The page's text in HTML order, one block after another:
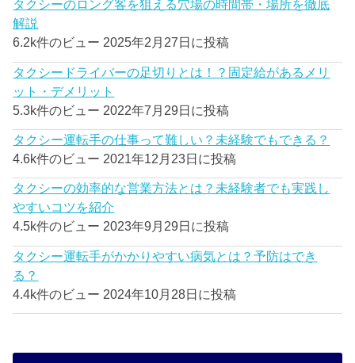
タクシーのロング客を狙える穴場の時間帯・場所を徹底
解説
6.2k件のビュー 2025年2月27日に投稿
タクシードライバーの足切りとは！？固定給があるメリ
ット・デメリット
5.3k件のビュー 2022年7月29日に投稿
タクシー運転手の仕事って難しい？未経験でもできる？
4.6k件のビュー 2021年12月23日に投稿
タクシーの効率的な営業方法とは？未経験者でも実践し
やすいコツを紹介
4.5k件のビュー 2023年9月29日に投稿
タクシー運転手がかかりやすい病気とは？予防はでき
る？
4.4k件のビュー 2024年10月28日に投稿